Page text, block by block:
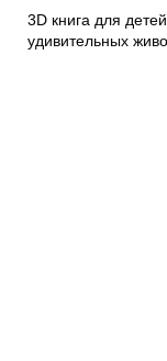
3D книга для
удивительных